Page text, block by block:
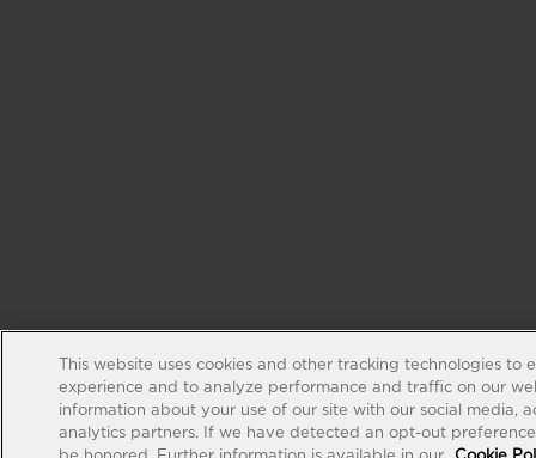
This website uses cookies and other tracking technologies to
experience and to analyze performance and traffic on our
information about your use of our site with our social media,
analytics partners. If we have detected an opt-out